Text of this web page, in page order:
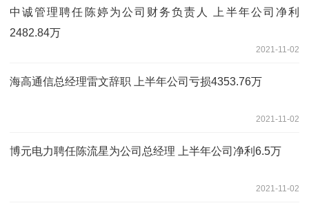
中诚管理聘任陈婷为公司财务负责人 上半年公司净利
2482.84万
2021-11-02
海高通信总经理雷文辞职 上半年公司亏损4353.76万
2021-11-02
博元电力聘任陈流星为公司总经理 上半年公司净利6.5万
2021-11-02